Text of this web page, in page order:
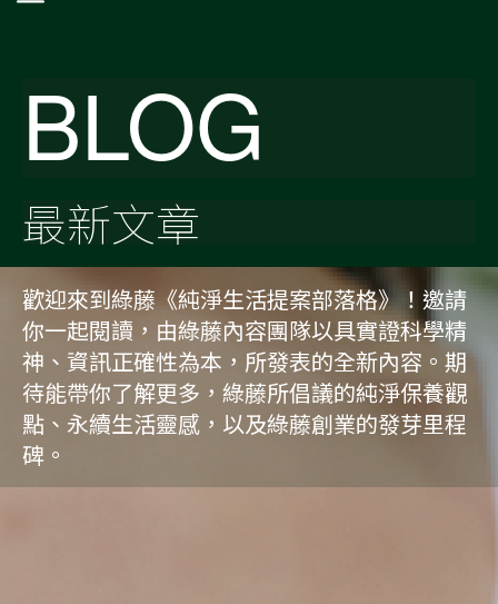
BLOG
最新文章
歡迎來到綠藤《純淨生活提案部落格》！邀請
你一起閱讀，由綠藤內容團隊以具實證科學精
神、資訊正確性為本，所發表的全新內容。期
待能帶你了解更多，綠藤所倡議的純淨保養觀
點、永續生活靈感，以及綠藤創業的發芽里程
碑。